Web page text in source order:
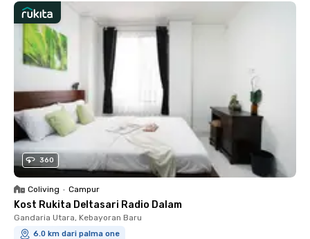
360
Coliving • Campur
Kost Rukita Deltasari Radio Dalam
Gandaria Utara, Kebayoran Baru
6.0 km dari palma one